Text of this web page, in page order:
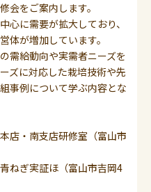
会をご案内します。
に需要が拡大しており、
体が増加しています。
需給動向や実需者ニーズを
ズに対応した栽培技術や先
事例について学ぶ内容とな
・南支店研修室（富山市
実証ほ（富山市吉岡4